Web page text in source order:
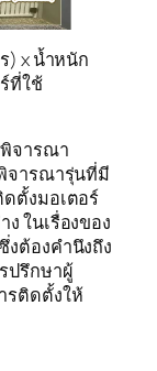
) x น้ำหนัก
ที่ใช้
จารณา
จารณารุ่นที่มี
ตั้งมอเตอร์
ในเรื่องของ
งต้องคำนึงถึง
ปรึกษาผู้
รติดตั้งให้